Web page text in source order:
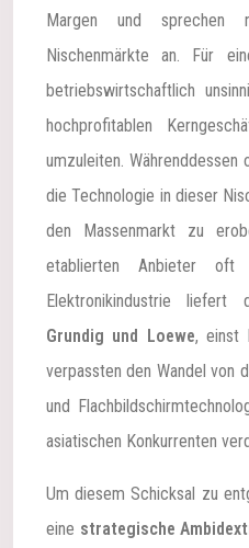
Margen und sprechen
Nischenmärkte an. Für
betriebswirtschaftlich
hochprofitablen
umzuleiten.
die Technologie in dieser
den Massenmarkt zu
etablierten Anbieter
Elektronikindustrie liefert
Grundig und Loewe, einst
verpassten den Wandel von
und
asiatischen Konkurrenten
Um diesem Schicksal zu
eine strategische